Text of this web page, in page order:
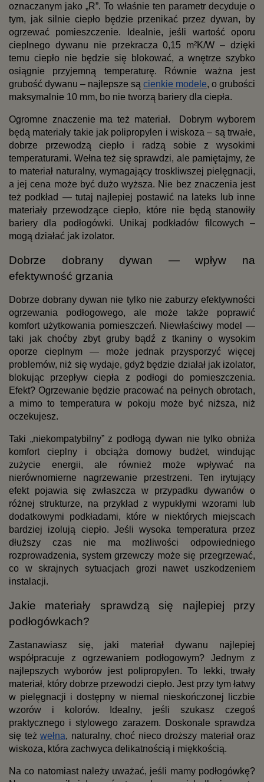
oznaczanym jako „R”. To właśnie ten parametr decyduje o
tym, jak silnie ciepło będzie przenikać przez dywan, by
ogrzewać pomieszczenie. Idealnie, jeśli wartość oporu
cieplnego dywanu nie przekracza 0,15 m²K/W – dzięki
temu ciepło nie będzie się blokować, a wnętrze szybko
osiągnie przyjemną temperaturę. Równie ważna jest
grubość dywanu – najlepsze są cienkie modele, o grubości
maksymalnie 10 mm, bo nie tworzą bariery dla ciepła.
Ogromne znaczenie ma też materiał.  Dobrym wyborem
będą materiały takie jak polipropylen i wiskoza – są trwałe,
dobrze przewodzą ciepło i radzą sobie z wysokimi
temperaturami. Wełna też się sprawdzi, ale pamiętajmy, że
to materiał naturalny, wymagający troskliwszej pielęgnacji,
a jej cena może być dużo wyższa. Nie bez znaczenia jest
też podkład — tutaj najlepiej postawić na lateks lub inne
materiały przewodzące ciepło, które nie będą stanowiły
bariery dla podłogówki. Unikaj podkładów filcowych –
mogą działać jak izolator.
Dobrze dobrany dywan — wpływ na
efektywność grzania
Dobrze dobrany dywan nie tylko nie zaburzy efektywności
ogrzewania podłogowego, ale może także poprawić
komfort użytkowania pomieszczeń. Niewłaściwy model —
taki jak choćby zbyt gruby bądź z tkaniny o wysokim
oporze cieplnym — może jednak przysporzyć więcej
problemów, niż się wydaje, gdyż będzie działał jak izolator,
blokując przepływ ciepła z podłogi do pomieszczenia.
Efekt? Ogrzewanie będzie pracować na pełnych obrotach,
a mimo to temperatura w pokoju może być niższa, niż
oczekujesz.
Taki „niekompatybilny” z podłogą dywan nie tylko obniża
komfort cieplny i obciąża domowy budżet, windując
zużycie energii, ale również może wpływać na
nierównomierne nagrzewanie przestrzeni. Ten irytujący
efekt pojawia się zwłaszcza w przypadku dywanów o
różnej strukturze, na przykład z wypukłymi wzorami lub
dodatkowymi podkładami, które w niektórych miejscach
bardziej izolują ciepło. Jeśli wysoka temperatura przez
dłuższy czas nie ma możliwości odpowiedniego
rozprowadzenia, system grzewczy może się przegrzewać,
co w skrajnych sytuacjach grozi nawet uszkodzeniem
instalacji.
Jakie materiały sprawdzą się najlepiej przy
podłogówkach?
Zastanawiasz się, jaki materiał dywanu najlepiej
współpracuje z ogrzewaniem podłogowym? Jednym z
najlepszych wyborów jest polipropylen. To lekki, trwały
materiał, który dobrze przewodzi ciepło. Jest przy tym łatwy
w pielęgnacji i dostępny w niemal nieskończonej liczbie
wzorów i kolorów. Idealny, jeśli szukasz czegoś
praktycznego i stylowego zarazem. Doskonale sprawdza
się też wełna, naturalny, choć nieco droższy materiał oraz
wiskoza, która zachwyca delikatnością i miękkością.
Na co natomiast należy uważać, jeśli mamy podłogówkę?